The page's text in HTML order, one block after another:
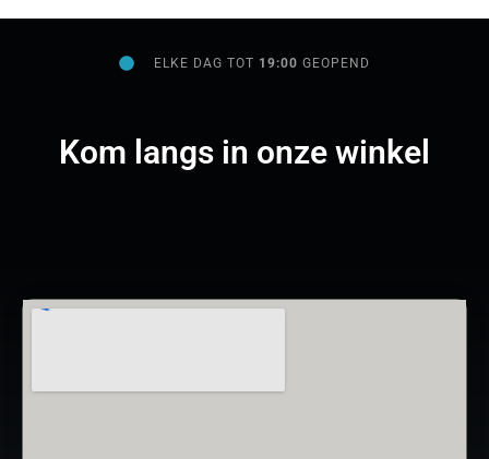
ELKE DAG TOT 19:00GEOPEND
Kom langs in onze winkel